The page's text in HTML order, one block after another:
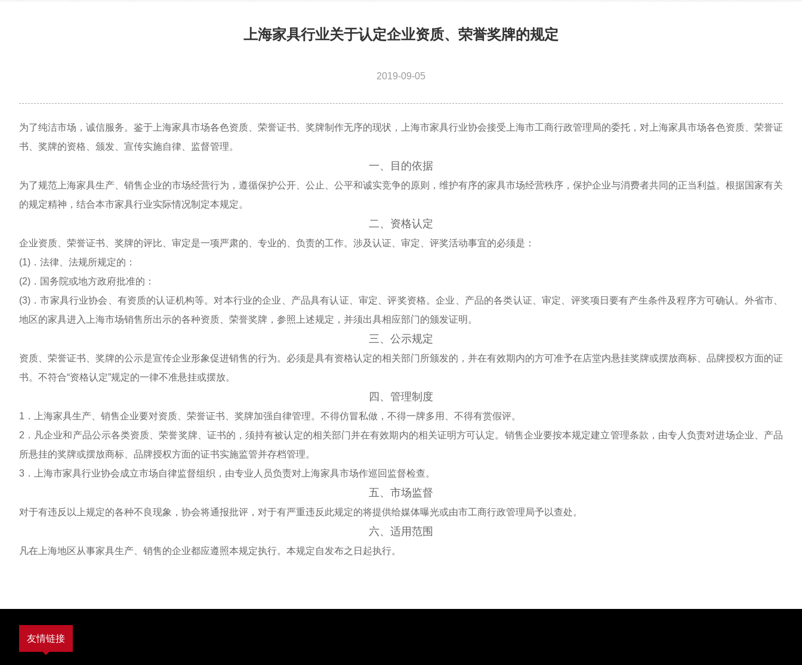
上海家具行业关于认定企业资质、荣誉奖牌的规定
2019-09-05
为了纯洁市场，诚信服务。鉴于上海家具市场各色资质、荣誉证书、奖牌制作无序的现状，上海市家具行业协会接受上海市工商行政管理局的委托，对上海家具市场各色资质、荣誉证
书、奖牌的资格、颁发、宣传实施自律、监督管理。
一、目的依据
为了规范上海家具生产、销售企业的市场经营行为，遵循保护公开、公止、公平和诚实竞争的原则， 维护有序的家具市场经营秩序，保护企业与消费者共同的正当利益。根据国家有关
的规定精神，结合本市家具行业实际情况制定本规定。
二、资格认定
企业资质、荣誉证书、奖牌的评比、审定是一项严肃的、专业的、负责的工作。涉及认证、审定、 评奖活动事宜的必须是：
(1)．法律、法规所规定的：
(2)．国务院或地方政府批准的：
(3)．市家具行业协会、有资质的认证机构等。 对本行业的企业、产品具有认证、审定、评奖资格。企业、产品的各类认证、审定、评奖项日要有产生条件及程序方可确认。外省市、
地区的家具进入
上海市场销售所出示的各种资质、荣誉奖牌，参照上述规定，并须出具相应部门的颁发证明。
三、公示规定
资质、荣誉证书、奖牌的公示是宣传企业形象促进销售的行为。必须是具有资格认定的相关部门所颁发的，并在有效期内的方可准予在店堂内悬挂奖牌或摆放商标、品牌授权方面的证
书。不符合“资格认定”规定的一律不准悬挂或摆放。
四、管理制度
1．上海家具生产、销售企业要对资质、荣誉证书、奖牌加强自律管理。不得仿冒私做，不得一牌多用、不得有赏假评。
2．凡企业和产品公示各类资质、荣誉奖牌、证书的，须持有被认定的相关部门并在有效期内的相关证明方可认定。销售企业要按本规定建立管理条款，由专人负责对进场企业、产品
所悬挂的奖牌或摆放商标、品牌授权方面的证书实施监管并存档管理。
3．上海市家具行业协会成立市场自律监督组织，由专业人员负责对上海家具市场作巡回监督检查。
五、市场监督
对于有违反以上规定的各种不良现象，协会将通报批评，对于有严重违反此规定的将提供给媒体曝光或由市工商行政管理局予以查处。
六、适用范围
凡在上海地区从事家具生产、销售的企业都应遵照本规定执行。 本规定自发布之日起执行。
友情链接